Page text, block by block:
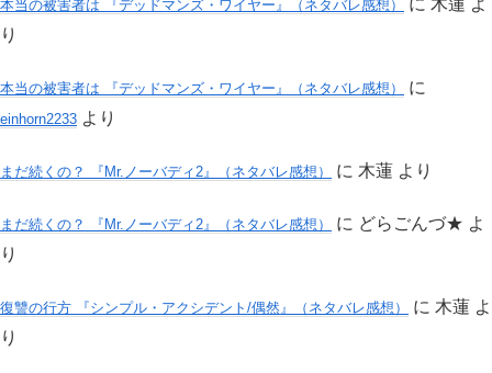
本当の被害者は 『デッドマンズ・ワイヤー』（ネタバレ感想）
り
本当の被害者は 『デッドマンズ・ワイヤー』（ネタバレ感想） に
einhorn2233 より
まだ続くの？ 『Mr.ノーバディ2』（ネタバレ感想） に 木蓮 より
まだ続くの？ 『Mr.ノーバディ2』（ネタバレ感想） に どらごんづ★ よ
り
復讐の行方 『シンプル・アクシデント/偶然』（ネタバレ感想） に 木蓮 よ
り